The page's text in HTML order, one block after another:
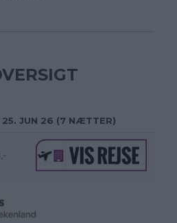
25. JUN 26 (7 NÆTTER)